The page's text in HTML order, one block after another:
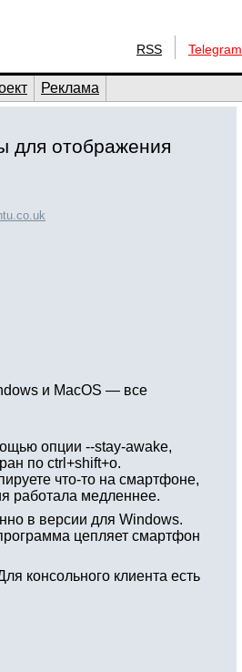
RSS Telegram
Реклама
для отображения
и MacOS — все
опции --stay-awake,
по ctrl+shift+o.
что-то на смартфоне,
работала медленнее.
в версии для Windows.
цепляет смартфон
консольного клиента есть